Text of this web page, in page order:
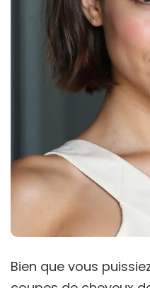
Bien que vous